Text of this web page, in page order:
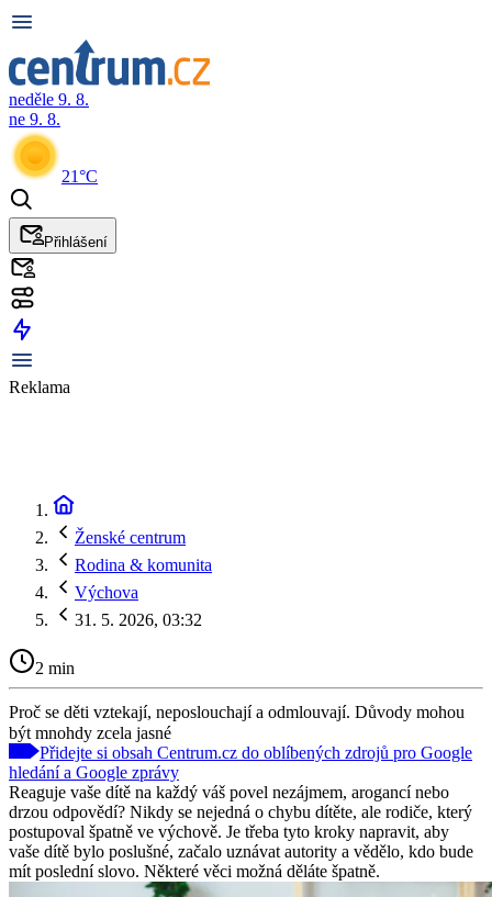
neděle 9. 8.
ne 9. 8.
21°C
Přihlášení
Reklama
Ženské centrum
Rodina & komunita
Výchova
31. 5. 2026, 03:32
2 min
Proč se děti vztekají, neposlouchají a odmlouvají. Důvody mohou
být mnohdy zcela jasné
Přidejte si obsah Centrum.cz do oblíbených zdrojů pro Google
hledání a Google zprávy
Reaguje vaše dítě na každý váš povel nezájmem, arogancí nebo
drzou odpovědí? Nikdy se nejedná o chybu dítěte, ale rodiče, který
postupoval špatně ve výchově. Je třeba tyto kroky napravit, aby
vaše dítě bylo poslušné, začalo uznávat autority a vědělo, kdo bude
mít poslední slovo. Některé věci možná děláte špatně.